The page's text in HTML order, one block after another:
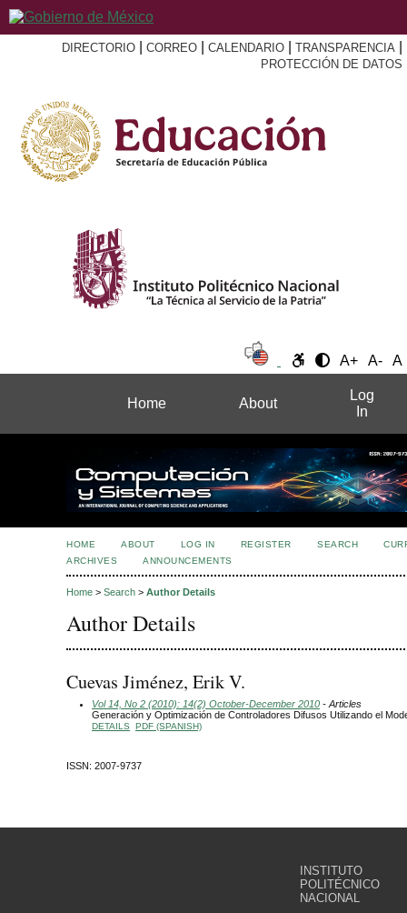
DIRECTORIO CORREO CALENDARIO TRANSPARENCIA
PROTECCIÓN DE DATOS
A+ A- A
Home About
Log
In
HOME ABOUT LOG IN REGISTER SEARCH
ARCHIVES
ANNOUNCEMENTS
Home > Search > Author Details
Author Details
Cuevas Jiménez, Erik V.
Vol 14, No 2 (2010): 14(2) October-December 2010 - Articles
Generación y Optimización de Controladores Difusos Utilizando el
DETAILS PDF (SPANISH)
ISSN: 2007-9737
INSTITUTO
POLITÉCNICO
NACIONAL